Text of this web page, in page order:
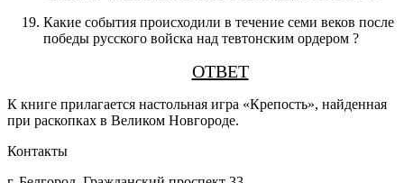
Какие события происходили в течение семи веков после
победы русского войска над тевтонским ордером ?
ОТВЕТ
К книге прилагается настольная игра «Крепость», найденная
при раскопках в Великом Новгороде.
Контакты